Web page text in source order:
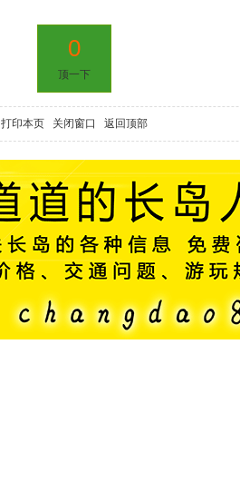
0
顶一下
打印本页 关闭窗口 返回顶部